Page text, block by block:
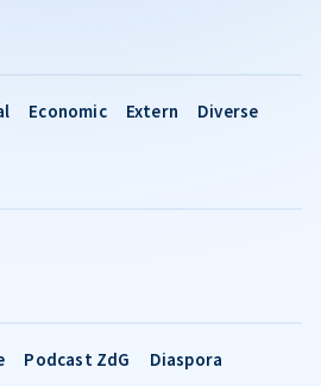
Economic Extern Diverse
Podcast ZdG
Diaspora